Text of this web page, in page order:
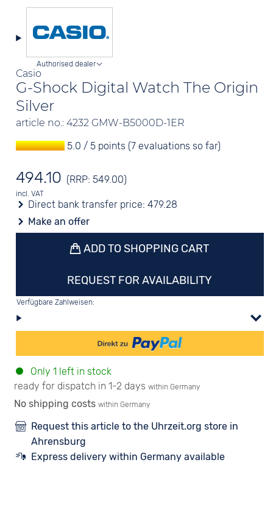
Casio
G-Shock Digital Watch The Origin
Silver
article no.: 4232 GMW-B5000D-1ER
Authorised dealer
5.0 / 5 points (7 evaluations so far)
494.10 (RRP: 549.00)
incl. VAT
Direct bank transfer price:479.28
Make an offer
ADD TO SHOPPING CART
REQUEST FOR AVAILABILITY
Verfügbare Zahlweisen:
Only 1 left in stock
ready for dispatch in 1-2 days within Germany
No shipping costs within Germany
Request this article to the Uhrzeit.org store in
Ahrensburg
Express delivery within Germany available